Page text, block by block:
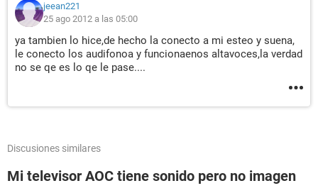
jeean221
25 ago 2012 a las 05:00
ya tambien lo hice,de hecho la conecto a mi esteo y suena,
le conecto los audifonoa y funcionaenos altavoces,la verdad
no se qe es lo qe le pase....
Discusiones similares
Mi televisor AOC tiene sonido pero no imagen